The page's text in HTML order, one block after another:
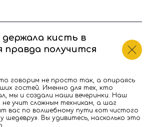
держала кисть в
правда получится
говорим не просто так, а опираясь
гостей. Именно для тех, кто
мы и создали наши вечеринки. Наш
не учит сложным техникам, а шаг
вас по волшебному пути «от чистого
шедевру». Вы удивитесь, насколько это
Мария
Может взглядом
отличить сиену
а по линии
отличить ваш
лежат
когда
погромче
гостей